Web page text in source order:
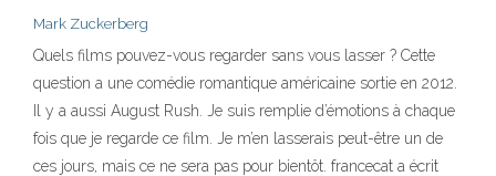
Mark Zuckerberg
Quels films pouvez-vous regarder sans vous lasser ? Cette
question a une comédie romantique américaine sortie en 2012.
Il y a aussi August Rush. Je suis remplie d’émotions à chaque
fois que je regarde ce film. Je m’en lasserais peut-être un de
ces jours, mais ce ne sera pas pour bientôt. francecat a écrit